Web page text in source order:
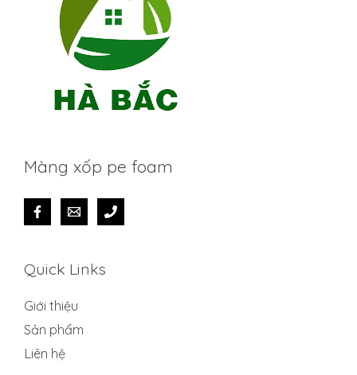
Màng xốp pe foam
Quick Links
Giới thiệu
Sản phẩm
Liên hệ